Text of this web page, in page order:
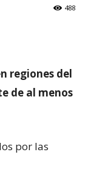
488
regiones del
de al menos
por las